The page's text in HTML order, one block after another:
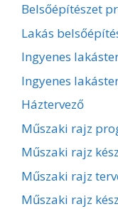
Belsőépítészet
Lakás
Ingyenes
Ingyenes
Háztervező
Műszaki rajz
Műszaki rajz
Műszaki rajz
Műszaki rajz